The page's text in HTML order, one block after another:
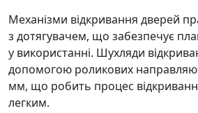
Механізми відкривання дверей
з дотягувачем, що забезпечує
у використанні. Шухляди
допомогою роликових
мм, що робить процес
легким.